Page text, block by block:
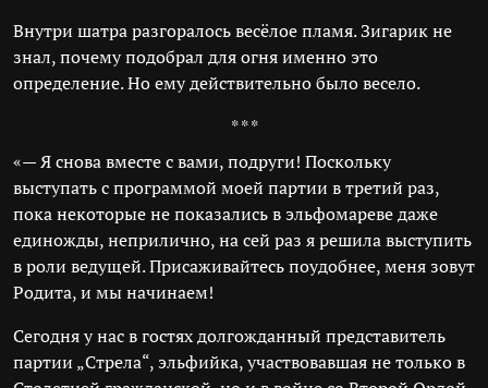
Внутри шатра разгоралось весёлое пламя. Зигарик не
знал, почему подобрал для огня именно это
определение. Но ему действительно было весело.
* * *
«— Я снова вместе с вами, подруги! Поскольку
выступать с программой моей партии в третий раз,
пока некоторые не показались в эльфомареве даже
единожды, неприлично, на сей раз я решила выступить
в роли ведущей. Присаживайтесь поудобнее, меня зовут
Родита, и мы начинаем!
Сегодня у нас в гостях долгожданный представитель
партии „Стрела“, эльфийка, участвовавшая не только в